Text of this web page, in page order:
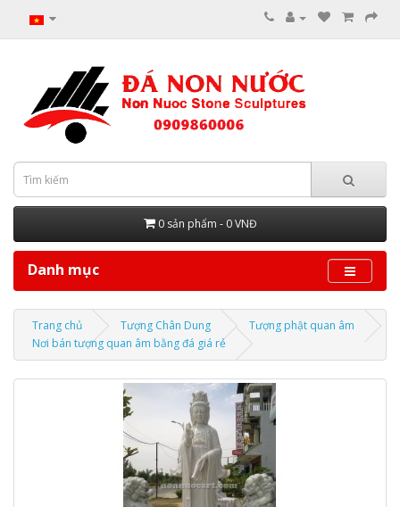
0 sản phẩm - 0 VNĐ
Danh mục
Trang chủ Tượng Chân Dung
Tượng phật quan âm
Nơi bán tượng quan âm bằng đá giá rẻ